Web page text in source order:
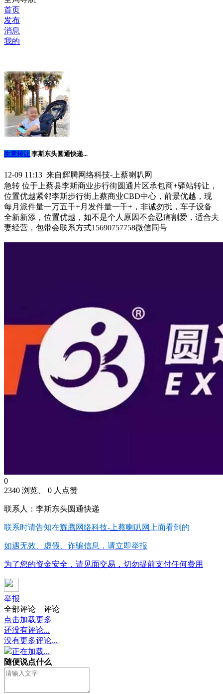
首页
发布
消息
我的
生意转让 李斯东头圆通快递...
12-09 11:13 来自辉腾网络科技-上蔡喇叭网
急转 位于上蔡县李斯商业步行街圆通片区承包商+驿站转让，
位置优越紧邻李斯步行街上蔡商业CBD中心，前景优越，现
每月派件量一万五千+月发件量一千+，非诚勿扰，车子设备
全新新添，位置优越，如不是个人原因不会忍痛割爱，适合夫
妻经营，包带会联系方式15690757758微信同号
0
2340 浏览、 0 人点赞
联系人：李斯东头圆通快递
联系时请告知在辉腾网络科技-上蔡喇叭网 上面看到的
如遇无效、虚假、诈骗信息，请立即举报
为了您的资金安全，请见面交易，切勿提前支付任何费用
举报
全部评论
评论
点击加载更多
还没有评论...
没有更多评论...
正在加载...
随便说点什么